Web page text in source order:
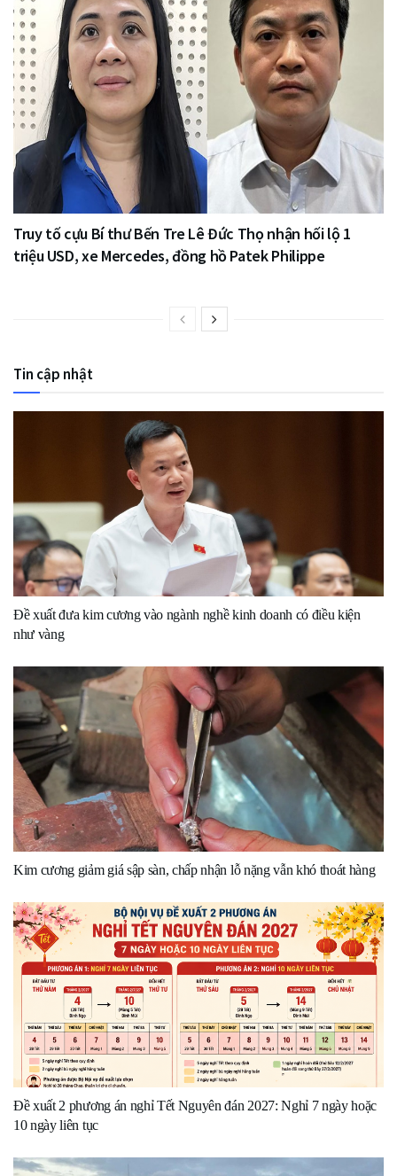
Truy tố cựu Bí thư Bến Tre Lê Đức Thọ nhận hối lộ 1
triệu USD, xe Mercedes, đồng hồ Patek Philippe
Tin cập nhật
Đề xuất đưa kim cương vào ngành nghề kinh doanh có điều kiện
như vàng
Kim cương giảm giá sập sàn, chấp nhận lỗ nặng vẫn khó thoát hàng
Đề xuất 2 phương án nghỉ Tết Nguyên đán 2027: Nghỉ 7 ngày hoặc
10 ngày liên tục